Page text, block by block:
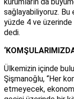
sağlayabiliyoruz. Bu
yüzde 4 ve üzerinde
dedi.
Ülkemizin içinde
Şişmanoğlu, “Her
etmeyecek,